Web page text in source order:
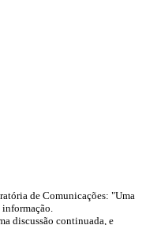
de Comunicações: "Uma
informação.
discussão continuada, e